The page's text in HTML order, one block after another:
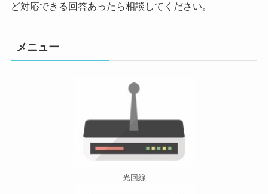
ど対応できる回答あったら相談してください。
メニュー
光回線